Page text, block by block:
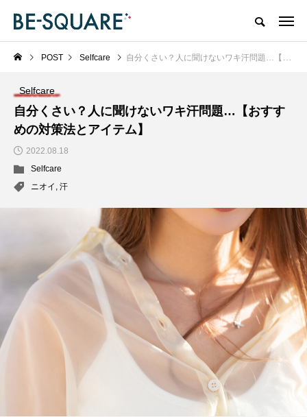
POST Selfcare 自分くさい？人に聞けないワキ汗問題…【おすすめの対策法とアイテム】
Selfcare
自分くさい？人に聞けないワキ汗問題…【おすす
めの対策法とアイテム】
2022.08.18
Selfcare
ニオイ , 汗